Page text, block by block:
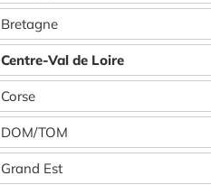
Bretagne
Centre-Val de Loire
Corse
DOM/TOM
Grand Est